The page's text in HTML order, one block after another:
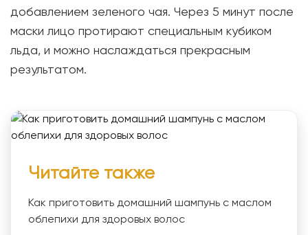
добавлением зеленого чая. Через 5 минут после
маски лицо протирают специальным кубиком
льда, и можно наслаждаться прекрасным
результатом.
Читайте также
Как приготовить домашний шампунь с маслом
облепихи для здоровых волос